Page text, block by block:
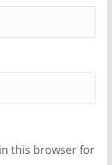
this browser for